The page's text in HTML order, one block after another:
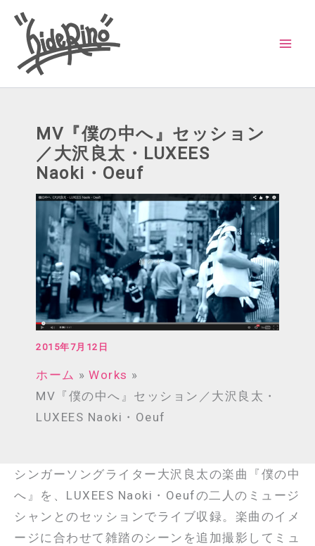
MV『僕の中へ』セッション
／大沢良太・LUXEES
Naoki・Oeuf
2015年7月12日
ホーム
Works
MV『僕の中へ』セッション／大沢良太・
LUXEES Naoki・Oeuf
シンガーソングライター大沢良太の楽曲『僕の中
へ』を、LUXEES Naoki・Oeufの二人のミュージ
シャンとのセッションでライブ収録。楽曲のイメ
ージに合わせて雑踏のシーンを追加撮影してミュ